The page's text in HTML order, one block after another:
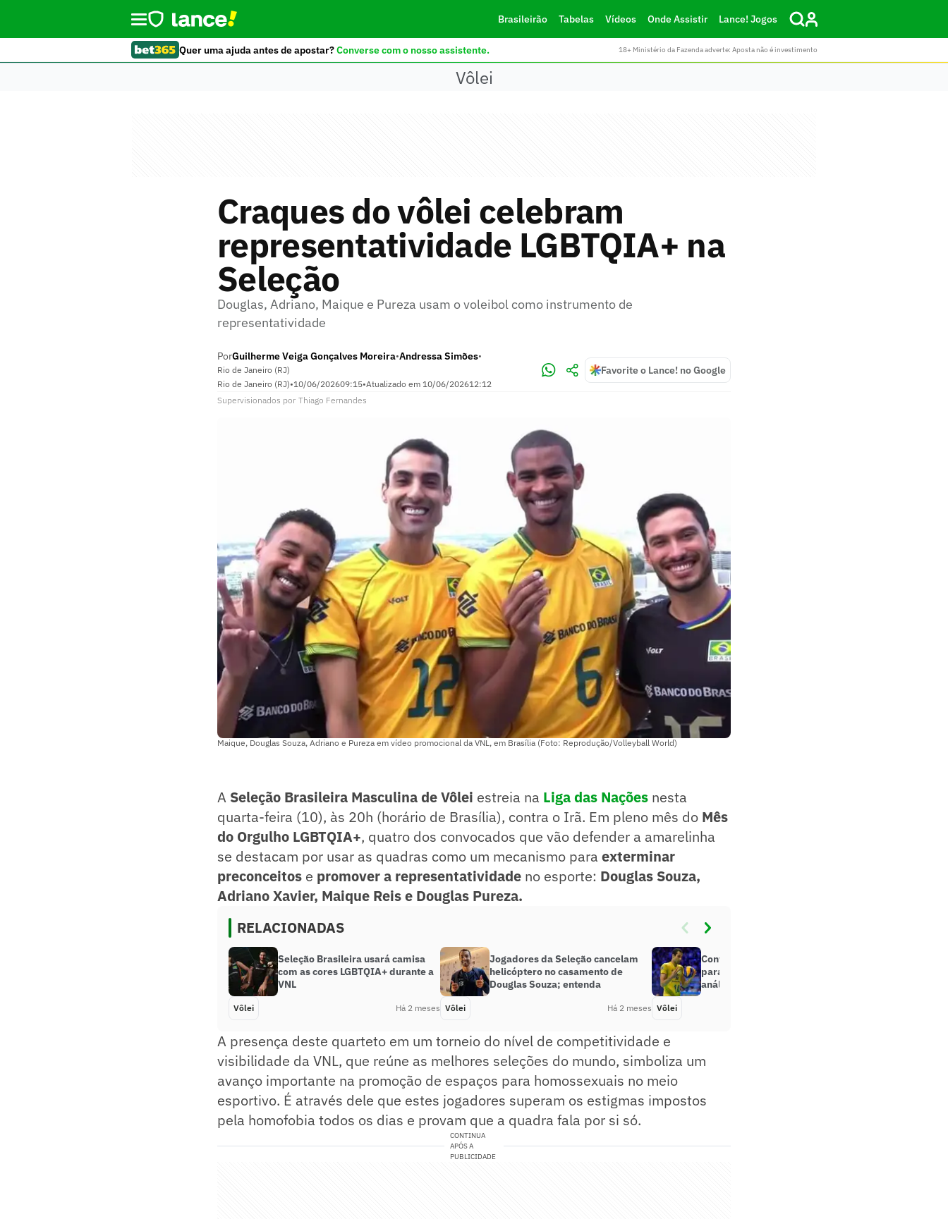
Brasileirão Tabelas Vídeos Onde Assistir Lance! Jogos
Quer uma ajuda antes de apostar?Converse com o nosso assistente. 18+ Ministério da Fazenda adverte: Aposta não é investimento
Vôlei
Craques do vôlei celebram
representatividade LGBTQIA+ na
Seleção
Douglas, Adriano, Maique e Pureza usam o voleibol como instrumento de
representatividade
PorGuilherme Veiga Gonçalves Moreira•Andressa Simões•
Rio de Janeiro (RJ)
Rio de Janeiro (RJ)•10/06/202609:15•Atualizado em 10/06/202612:12
Favorite o Lance! no Google
Supervisionados por Thiago Fernandes
Maique, Douglas Souza, Adriano e Pureza em vídeo promocional da VNL, em Brasília (Foto: Reprodução/Volleyball World)
A Seleção Brasileira Masculina de Vôlei estreia na Liga das Nações nesta
quarta-feira (10), às 20h (horário de Brasília), contra o Irã. Em pleno mês do Mês
do Orgulho LGBTQIA+, quatro dos convocados que vão defender a amarelinha
se destacam por usar as quadras como um mecanismo para exterminar
preconceitos e promover a representatividade no esporte: Douglas Souza,
Adriano Xavier, Maique Reis e Douglas Pureza.
RELACIONADAS
Seleção Brasileira usará camisa
com as cores LGBTQIA+ durante a
VNL
Vôlei Há 2 meses
Jogadores da Seleção cancelam
helicóptero no casamento de
Douglas Souza; entenda
Vôlei Há 2 meses
Convocação de Douglas Souza
para Seleção Brasileira é acerto;
análise
Vôlei
A presença deste quarteto em um torneio do nível de competitividade e
visibilidade da VNL, que reúne as melhores seleções do mundo, simboliza um
avanço importante na promoção de espaços para homossexuais no meio
esportivo. É através dele que estes jogadores superam os estigmas impostos
pela homofobia todos os dias e provam que a quadra fala por si só.
CONTINUA
APÓS A
PUBLICIDADE